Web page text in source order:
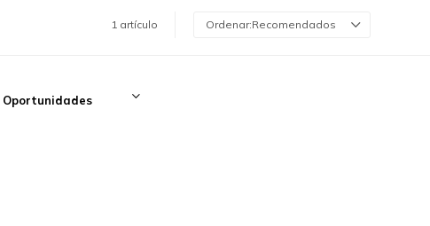
1 artículo Recomendados
Oportunidades